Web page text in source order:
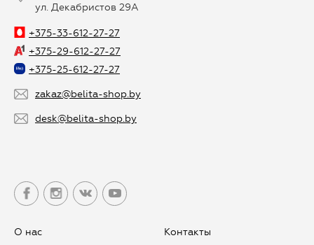
ул. Декабристов 29А
+375-33-612-27-27
+375-29-612-27-27
+375-25-612-27-27
zakaz@belita-shop.by
desk@belita-shop.by
О нас
Контакты